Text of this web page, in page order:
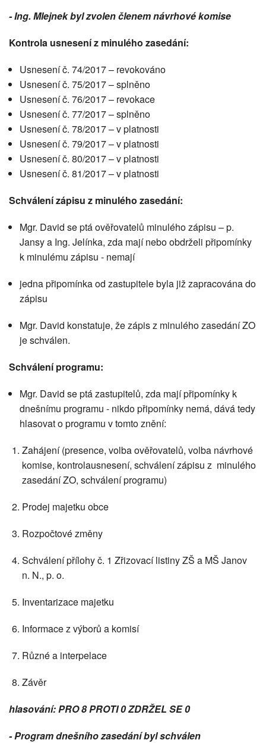
- Ing. Mlejnek byl zvolen členem návrhové komise
Kontrola usnesení z minulého zasedání:
Usnesení č. 74/2017 – revokováno
Usnesení č. 75/2017 – splněno
Usnesení č. 76/2017 – revokace
Usnesení č. 77/2017 – splněno
Usnesení č. 78/2017 – v platnosti
Usnesení č. 79/2017 – v platnosti
Usnesení č. 80/2017 – v platnosti
Usnesení č. 81/2017 – v platnosti
Schválení zápisu z minulého zasedání:
Mgr. David se ptá ověřovatelů minulého zápisu – p.
Jansy a Ing. Jelínka, zda mají nebo obdrželi připomínky
k minulému zápisu - nemají
jedna připomínka od zastupitele byla již zapracována do
zápisu
Mgr. David konstatuje, že zápis z minulého zasedání ZO
je schválen.
Schválení programu:
Mgr. David se ptá zastupitelů, zda mají připomínky k
dnešnímu programu - nikdo připomínky nemá, dává tedy
hlasovat o programu v tomto znění:
Zahájení (presence, volba ověřovatelů, volba návrhové
komise, kontrolausnesení, schválení zápisu z minulého
zasedání ZO, schválení programu)
Prodej majetku obce
Rozpočtové změny
Schválení přílohy č. 1 Zřizovací listiny ZŠ a MŠ Janov
n. N., p. o.
Inventarizace majetku
Informace z výborů a komisí
Různé a interpelace
Závěr
hlasování: PRO 8 PROTI 0 ZDRŽEL SE 0
- Program dnešního zasedání byl schválen